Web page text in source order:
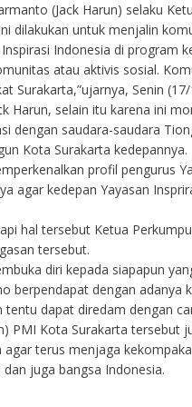
(Jack Harun) selaku
dilakukan untuk menjalin
Inspirasi Indonesia di program
atau aktivis sosial.
Surakarta,”ujarnya, Senin
Harun, selain itu karena ini
dengan saudara-saudara
Kota Surakarta kedepannya.
profil pengurus
agar kedepan Yayasan
hal tersebut Ketua
tersebut.
diri kepada siapapun
berpendapat dengan adanya
tentu dapat diredam dengan
PMI Kota Surakarta tersebut
agar terus menjaga
dan juga bangsa Indonesia.